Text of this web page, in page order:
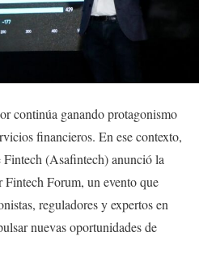
continúa ganando protagonismo
financieros. En ese contexto,
(Asafintech) anunció la
Forum, un evento que
reguladores y expertos en
nuevas oportunidades de